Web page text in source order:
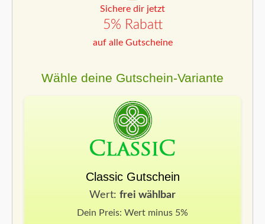
Sichere dir jetzt
5% Rabatt
auf alle Gutscheine
Wähle deine Gutschein-Variante
Classic Gutschein
Wert: frei wählbar
Dein Preis: Wert minus 5%